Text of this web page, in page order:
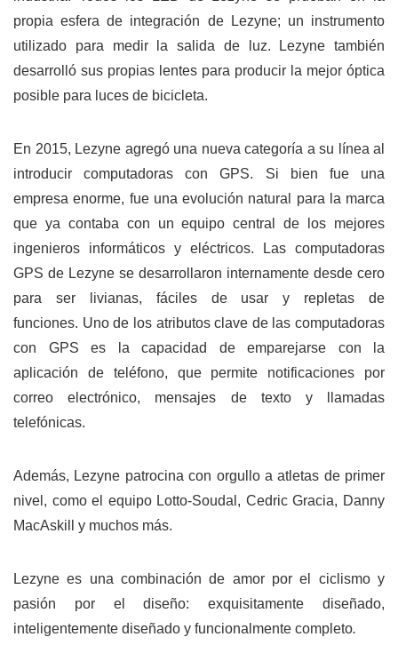
propia esfera de integración de Lezyne; un instrumento
utilizado para medir la salida de luz. Lezyne también
desarrolló sus propias lentes para producir la mejor óptica
posible para luces de bicicleta.
En 2015, Lezyne agregó una nueva categoría a su línea al
introducir computadoras con GPS. Si bien fue una
empresa enorme, fue una evolución natural para la marca
que ya contaba con un equipo central de los mejores
ingenieros informáticos y eléctricos. Las computadoras
GPS de Lezyne se desarrollaron internamente desde cero
para ser livianas, fáciles de usar y repletas de
funciones. Uno de los atributos clave de las computadoras
con GPS es la capacidad de emparejarse con la
aplicación de teléfono, que permite notificaciones por
correo electrónico, mensajes de texto y llamadas
telefónicas.
Además, Lezyne patrocina con orgullo a atletas de primer
nivel, como el equipo Lotto-Soudal, Cedric Gracia, Danny
MacAskill y muchos más.
Lezyne es una combinación de amor por el ciclismo y
pasión por el diseño: exquisitamente diseñado,
inteligentemente diseñado y funcionalmente completo.